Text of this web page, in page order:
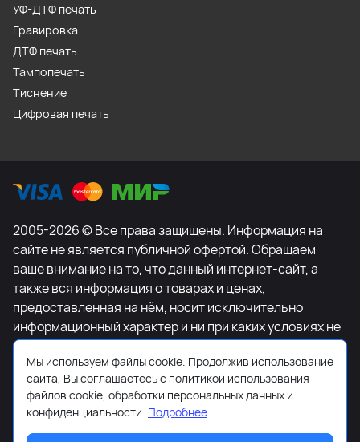
УФ-ДТФ печать
Гравировка
ДТФ печать
Тампопечать
Тиснение
Цифровая печать
2005-2026 © Все права защищены. Информация на
сайте не является публичной офертой. Обращаем
ваше внимание на то, что данный интернет-сайт, а
также вся информация о товарах и ценах,
предоставленная на нём, носит исключительно
информационный характер и ни при каких условиях не
является публичной офертой, определяемой
положениями Статьи 437 Гражданского кодекса
Российской Федерации. Для получения подробной
информации о наличии и стоимости указанных
товаров и (или) услуг, пожалуйста, обращайтесь к
Мы используем файлы cookie. Продолжив использование
сайта, Вы соглашаетесь с политикой использования
файлов cookie, обработки персональных данных и
конфиденциальности. Подробнее